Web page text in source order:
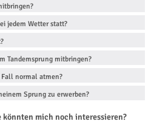
jedem Wetter statt?
Tandemsprung mitbringen?
normal atmen?
Sprung zu erwerben?
könnten mich noch interessieren?